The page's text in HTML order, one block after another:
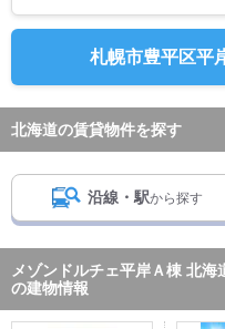
札幌市豊平区平
北海道の賃貸物件を探す
沿線・駅から探す
メゾンドルチェ平岸Ａ棟 北
の建物情報